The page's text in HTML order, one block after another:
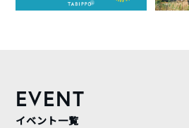
EVENT
イベント一覧